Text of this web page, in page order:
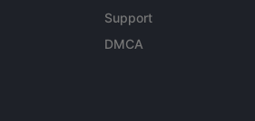
Support
DMCA